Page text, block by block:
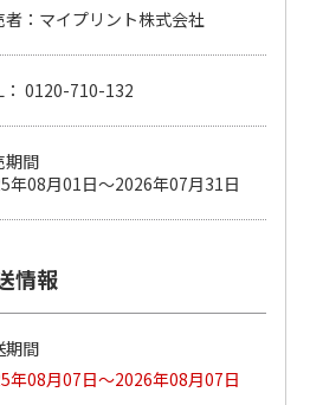
者：マイプリント株式会社
： 0120-710-132
期間
年08月01日～2026年07月31日
情報
期間
年08月07日～2026年08月07日